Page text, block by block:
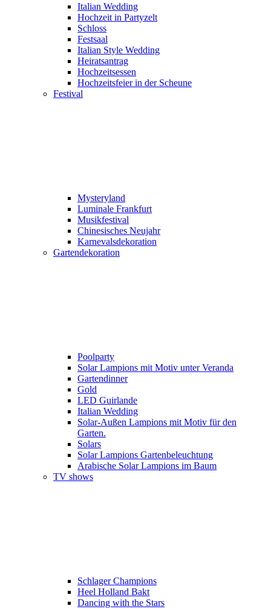
Italian Wedding
Hochzeit in Partyzelt
Schloss
Festsaal
Italian Style Wedding
Heiratsantrag
Hochzeitsessen
Hochzeitsfeier in der Scheune
Festival
Mysteryland
Luminale Frankfurt
Musikfestival
Chinesisches Neujahr
Karnevalsdekoration
Gartendekoration
Poolparty
Solar Lampions mit Motiv unter Veranda
Gartendinner
Gold
LED Guirlande
Italian Wedding
Solar-Außen Lampions mit Motiv für den
Garten.
Solars
Solar Lampions Gartenbeleuchtung
Arabische Solar Lampions im Baum
TV shows
Schlager Champions
Heel Holland Bakt
Dancing with the Stars